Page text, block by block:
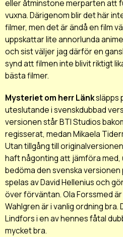
eller åtminstone merparten att
vuxna. Därigenom blir det här
filmer, men det är ändå en film
uppskattar lite annorlunda
och sist väljer jag därför en
synd att filmen inte blivit riktigt
bästa filmer.
Mysteriet om herr Länksläpps
uteslutande i svenskdubbad
versionen står BTI Studios
regisserat, medan Mikaela
Utan tillgång till
haft någonting att jämföra med,
bedöma den svenska versionen
spelas av David Hellenius och
över förväntan. Ola Forssmed
Wahlgren är i vanlig ordning bra.
Lindfors i en av hennes fåtal
mycket bra.